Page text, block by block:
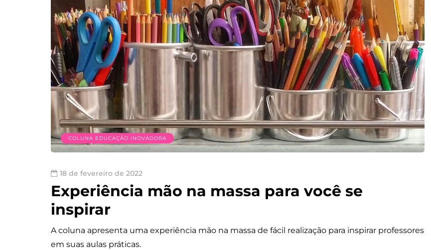
COLUNA EDUCAÇÃO INOVADORA
18 de fevereiro de 2022
Experiência mão na massa para você se
inspirar
A coluna apresenta uma experiência mão na massa de fácil realização para inspirar professores
em suas aulas práticas.